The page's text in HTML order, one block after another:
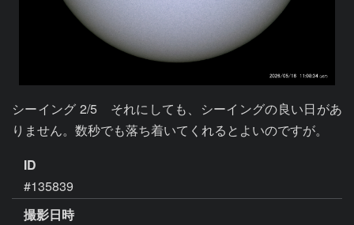
シーイング 2/5　それにしても、シーイングの良い日があ
りません。数秒でも落ち着いてくれるとよいのですが。
ID
#135839
撮影日時